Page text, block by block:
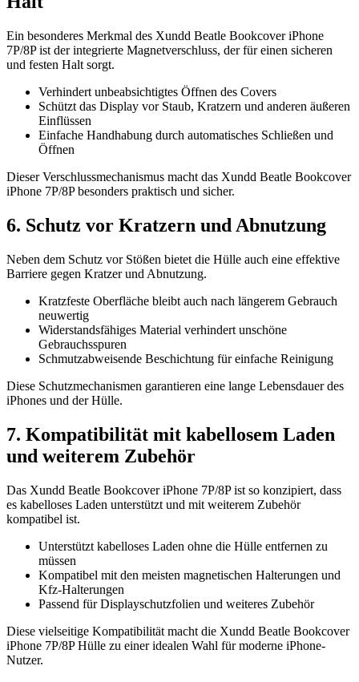
Ein besonderes Merkmal des Xundd Beatle Bookcover iPhone
7P/8P ist der integrierte Magnetverschluss, der für einen sicheren
und festen Halt sorgt.
Verhindert unbeabsichtigtes Öffnen des Covers
Schützt das Display vor Staub, Kratzern und anderen äußeren
Einflüssen
Einfache Handhabung durch automatisches Schließen und
Öffnen
Dieser Verschlussmechanismus macht das Xundd Beatle Bookcover
iPhone 7P/8P besonders praktisch und sicher.
6. Schutz vor Kratzern und Abnutzung
Neben dem Schutz vor Stößen bietet die Hülle auch eine effektive
Barriere gegen Kratzer und Abnutzung.
Kratzfeste Oberfläche bleibt auch nach längerem Gebrauch
neuwertig
Widerstandsfähiges Material verhindert unschöne
Gebrauchsspuren
Schmutzabweisende Beschichtung für einfache Reinigung
Diese Schutzmechanismen garantieren eine lange Lebensdauer des
iPhones und der Hülle.
7. Kompatibilität mit kabellosem Laden
und weiterem Zubehör
Das Xundd Beatle Bookcover iPhone 7P/8P ist so konzipiert, dass
es kabelloses Laden unterstützt und mit weiterem Zubehör
kompatibel ist.
Unterstützt kabelloses Laden ohne die Hülle entfernen zu
müssen
Kompatibel mit den meisten magnetischen Halterungen und
Kfz-Halterungen
Passend für Displayschutzfolien und weiteres Zubehör
Diese vielseitige Kompatibilität macht die Xundd Beatle Bookcover
iPhone 7P/8P Hülle zu einer idealen Wahl für moderne iPhone-
Nutzer.